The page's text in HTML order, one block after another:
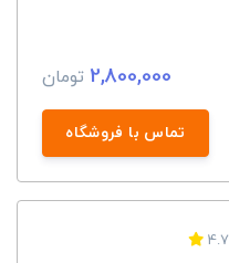
2,800,000 تومان
تماس با فروشگاه
4.7